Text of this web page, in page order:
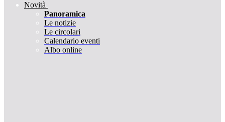
Novità
Panoramica
Le notizie
Le circolari
Calendario eventi
Albo online